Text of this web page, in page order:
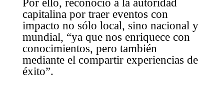
Por ello, reconoció a la autoridad
capitalina por traer eventos con
impacto no sólo local, sino nacional y
mundial, “ya que nos enriquece con
conocimientos, pero también
mediante el compartir experiencias de
éxito”.